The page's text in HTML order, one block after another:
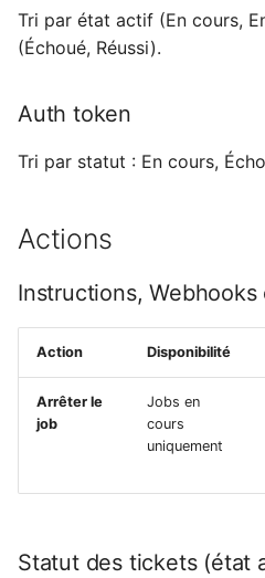
Tri par état actif (En cours,
(Échoué, Réussi).
Auth token
Tri par statut : En cours,
Actions
Instructions,
Action Disponibilité
Arrêter le
job
Jobs en
cours
uniquement
Statut des tickets (état